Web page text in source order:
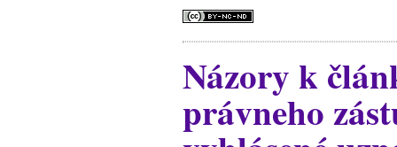
Názory k
právneho